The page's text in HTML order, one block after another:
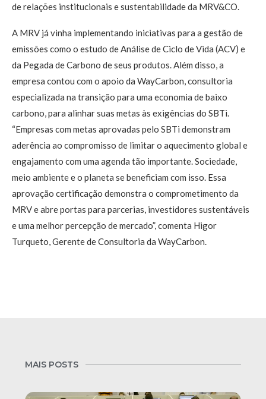
de relações institucionais e sustentabilidade da MRV&CO.
A MRV já vinha implementando iniciativas para a gestão de
emissões como o estudo de Análise de Ciclo de Vida (ACV) e
da Pegada de Carbono de seus produtos. Além disso, a
empresa contou com o apoio da WayCarbon, consultoria
especializada na transição para uma economia de baixo
carbono, para alinhar suas metas às exigências do SBTi.
“Empresas com metas aprovadas pelo SBTi demonstram
aderência ao compromisso de limitar o aquecimento global e
engajamento com uma agenda tão importante. Sociedade,
meio ambiente e o planeta se beneficiam com isso. Essa
aprovação certificação demonstra o comprometimento da
MRV e abre portas para parcerias, investidores sustentáveis
e uma melhor percepção de mercado”, comenta Higor
Turqueto, Gerente de Consultoria da WayCarbon.
MAIS POSTS